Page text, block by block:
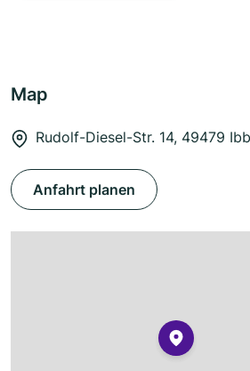
Map
Rudolf-Diesel-Str. 14, 49479
Anfahrt planen